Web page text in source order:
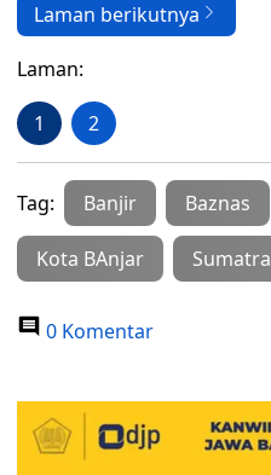
Laman berikutnya
Laman:
1 2
Tag: Banjir Baznas
Kota BAnjar Sumatra
0 Komentar